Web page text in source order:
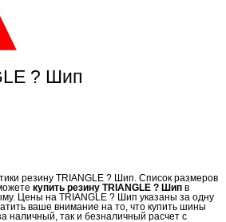
? Шип
резину TRIANGLE ? Шип. Список размеров
купить резину TRIANGLE ? Шип в
Цены на TRIANGLE ? Шип указаны за одну
ваше внимание на то, что купить шины
наличный, так и безналичный расчет с